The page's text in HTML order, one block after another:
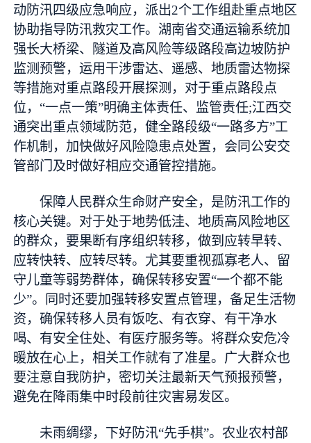
动防汛四级应急响应，派出2个工作组赴重点地区
协助指导防汛救灾工作。湖南省交通运输系统加
强长大桥梁、隧道及高风险等级路段高边坡防护
监测预警，运用干涉雷达、遥感、地质雷达物探
等措施对重点路段开展探测，对于重点路段点
位，“一点一策”明确主体责任、监管责任;江西交
通突出重点领域防范，健全路段级“一路多方”工
作机制，加快做好风险隐患点处置，会同公安交
管部门及时做好相应交通管控措施。
保障人民群众生命财产安全，是防汛工作的
核心关键。对于处于地势低洼、地质高风险地区
的群众，要果断有序组织转移，做到应转早转、
应转快转、应转尽转。尤其要重视孤寡老人、留
守儿童等弱势群体，确保转移安置“一个都不能
少”。同时还要加强转移安置点管理，备足生活物
资，确保转移人员有饭吃、有衣穿、有干净水
喝、有安全住处、有医疗服务等。将群众安危冷
暖放在心上，相关工作就有了准星。广大群众也
要注意自我防护，密切关注最新天气预报预警，
避免在降雨集中时段前往灾害易发区。
未雨绸缪，下好防汛“先手棋”。农业农村部